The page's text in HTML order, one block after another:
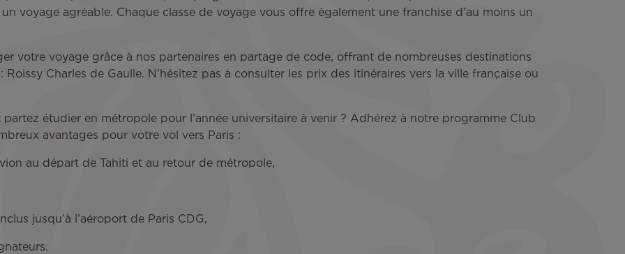
voyage agréable. Chaque classe de voyage vous offre également une franchise d’au moins un
votre voyage grâce à nos partenaires en partage de code, offrant de nombreuses destinations
Charles de Gaulle. N’hésitez pas à consulter les prix des itinéraires vers la ville française ou
étudier en métropole pour l’année universitaire à venir ? Adhérez à notre programme Club
avantages pour votre vol vers Paris :
au départ de Tahiti et au retour de métropole,
jusqu’à l’aéroport de Paris CDG,